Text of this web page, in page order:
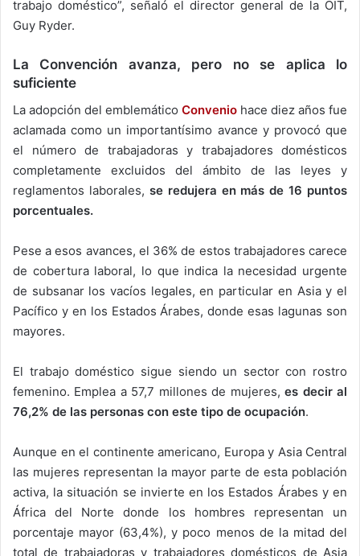
trabajo doméstico”, señaló el director general de la OIT,
Guy Ryder.
La Convención avanza, pero no se aplica lo
suficiente
La adopción del emblemático Convenio hace diez años fue
aclamada como un importantísimo avance y provocó que
el número de trabajadoras y trabajadores domésticos
completamente excluidos del ámbito de las leyes y
reglamentos laborales, se redujera en más de 16 puntos
porcentuales.
Pese a esos avances, el 36% de estos trabajadores carece
de cobertura laboral, lo que indica la necesidad urgente
de subsanar los vacíos legales, en particular en Asia y el
Pacífico y en los Estados Árabes, donde esas lagunas son
mayores.
El trabajo doméstico sigue siendo un sector con rostro
femenino. Emplea a 57,7 millones de mujeres,es decir al
76,2% de las personas con este tipo de ocupación.
Aunque en el continente americano, Europa y Asia Central
las mujeres representan la mayor parte de esta población
activa, la situación se invierte en los Estados Árabes y en
África del Norte donde los hombres representan un
porcentaje mayor (63,4%), y poco menos de la mitad del
total de trabajadoras y trabajadores domésticos de Asia